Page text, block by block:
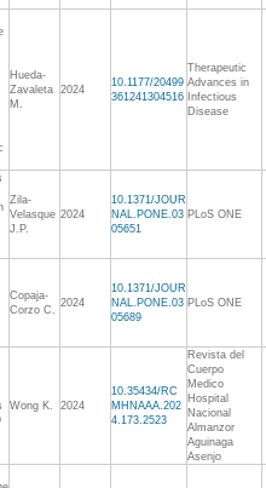
Hueda-
Zavaleta
M.
2024
10.1177/20499
361241304516
Therapeutic
Advances in
Infectious
Disease
Zila-
Velasque
J.P.
2024
10.1371/JOUR
NAL.PONE.03
05651
PLoS ONE
Copaja-
Corzo C.
2024
10.1371/JOUR
NAL.PONE.03
05689
PLoS ONE
Wong K. 2024
10.35434/RC
MHNAAA.202
4.173.2523
Revista del
Cuerpo
Medico
Hospital
Nacional
Almanzor
Aguinaga
Asenjo